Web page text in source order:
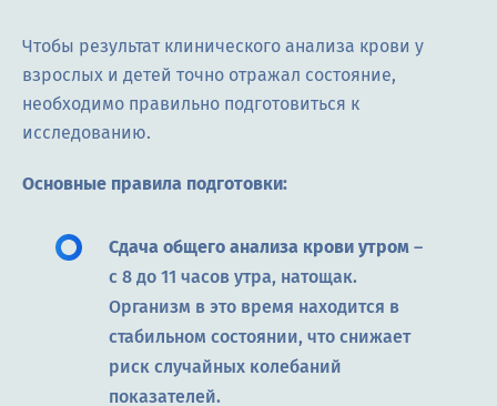
Чтобы результат клинического анализа крови у
взрослых и детей точно отражал состояние,
необходимо правильно подготовиться к
исследованию.
Основные правила подготовки:
Сдача общего анализа крови утром –
с 8 до 11 часов утра, натощак.
Организм в это время находится в
стабильном состоянии, что снижает
риск случайных колебаний
показателей.